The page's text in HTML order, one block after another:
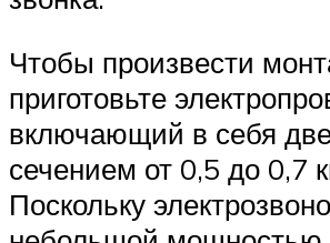
Чтобы произвести
приготовьте
включающий в себя
сечением от 0,5 до 0,7
Поскольку